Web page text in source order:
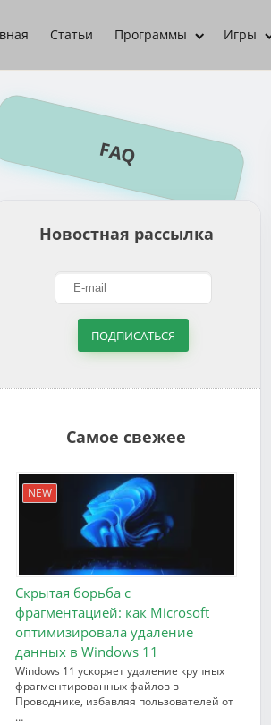
Статьи Программы Игры
FAQ
Новостная рассылка
ПОДПИСАТЬСЯ
Самое свежее
NEW
Скрытая борьба с
фрагментацией: как Microsoft
оптимизировала удаление
данных в Windows 11
Windows 11 ускоряет удаление крупных
фрагментированных файлов в
Проводнике, избавляя пользователей от
…